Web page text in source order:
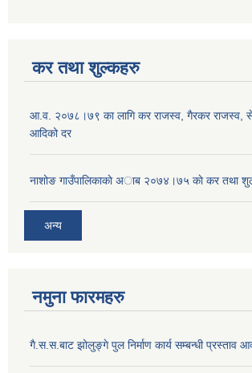
कर तथा शुल्कहरु
आ‍.व. २०७८।७९ का लागि कर राजस्व, गैरकर राजस्व,
आदिको दर
नाशोङ गाउँपालिकाकाे अा‍ब‍ २०७४।७५ काे कर तथा
अन्य
नमुना फारमहरु
गै.स.स.बाट झोलुङ्गे पुल निर्माण कार्य सम्बन्धी प्रस्ताव